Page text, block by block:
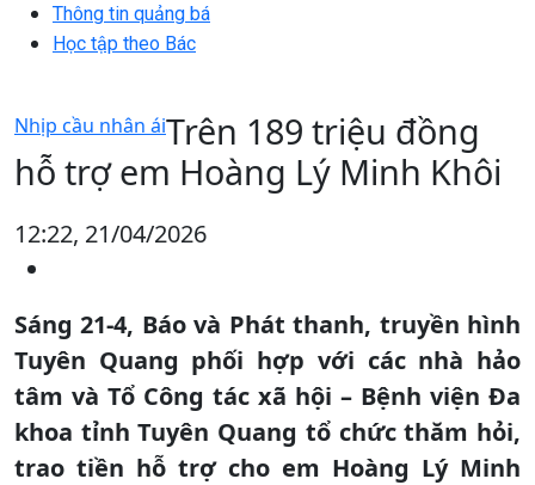
Thông tin quảng bá
Học tập theo Bác
Nhịp cầu nhân áiTrên 189 triệu đồng
hỗ trợ em Hoàng Lý Minh Khôi
12:22, 21/04/2026
Sáng 21-4, Báo và Phát thanh, truyền hình
Tuyên Quang phối hợp với các nhà hảo
tâm và Tổ Công tác xã hội – Bệnh viện Đa
khoa tỉnh Tuyên Quang tổ chức thăm hỏi,
trao tiền hỗ trợ cho em Hoàng Lý Minh